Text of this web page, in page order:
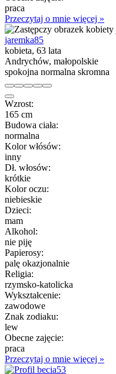
praca
Przeczytaj o mnie więcej »
jaremka85
kobieta, 63 lata
Andrychów, małopolskie
spokojna normalna skromna
Wzrost:
165 cm
Budowa ciała:
normalna
Kolor włósów:
inny
Dł. włosów:
krótkie
Kolor oczu:
niebieskie
Dzieci:
mam
Alkohol:
nie piję
Papierosy:
palę okazjonalnie
Religia:
rzymsko-katolicka
Wykształcenie:
zawodowe
Znak zodiaku:
lew
Obecne zajęcie:
praca
Przeczytaj o mnie więcej »